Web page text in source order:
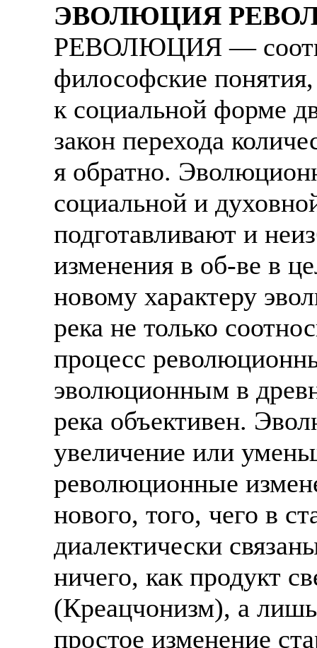
ЭВОЛЮЦИЯ
РЕВОЛЮЦИЯ —
философские
к социальной форме
закон перехода
я обратно.
социальной и
подготавливают и
изменения в об-ве в
новому характеру
река не только
процесс
эволюционным в
река объективен.
увеличение или
революционные
нового, того, чего в
диалектически
ничего, как продукт
(Креацчонизм), а лишь
простое изменение